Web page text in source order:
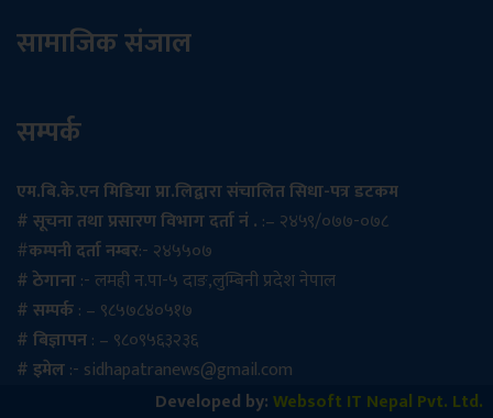
सामाजिक संजाल
सम्पर्क
एम.बि.के.एन मिडिया प्रा.लिद्वारा संचालित सिधा-पत्र डटकम
# सूचना तथा प्रसारण विभाग दर्ता नं . :– २४५९/०७७-०७८
#कम्पनी दर्ता नम्बर:- २४५५०७
# ठेगाना:- लमही न.पा-५ दाङ,लुम्बिनी प्रदेश नेपाल
# सम्पर्क: – ९८५७८४०५१७
# बिज्ञापन: – ९८०९५६३२३६
# इमेल:- sidhapatranews@gmail.com
Developed by:Websoft IT Nepal Pvt. Ltd.